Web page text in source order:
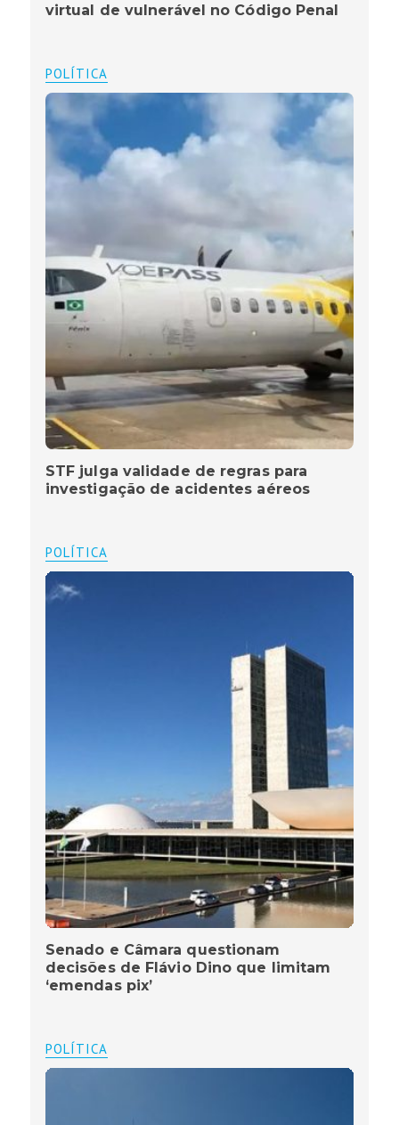
virtual de vulnerável no Código Penal
POLÍTICA
STF julga validade de regras para
investigação de acidentes aéreos
POLÍTICA
Senado e Câmara questionam
decisões de Flávio Dino que limitam
‘emendas pix’
POLÍTICA